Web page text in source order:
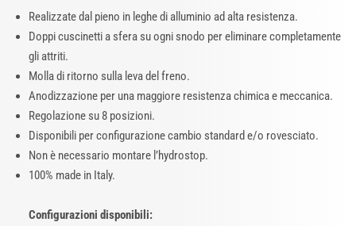
Realizzate dal pieno in leghe di alluminio ad alta resistenza.
Doppi cuscinetti a sfera su ogni snodo per eliminare completamente
gli attriti.
Molla di ritorno sulla leva del freno.
Anodizzazione per una maggiore resistenza chimica e meccanica.
Regolazione su 8 posizioni.
Disponibili per configurazione cambio standard e/o rovesciato.
Non è necessario montare l’hydrostop.
100% made in Italy.
Configurazioni disponibili: